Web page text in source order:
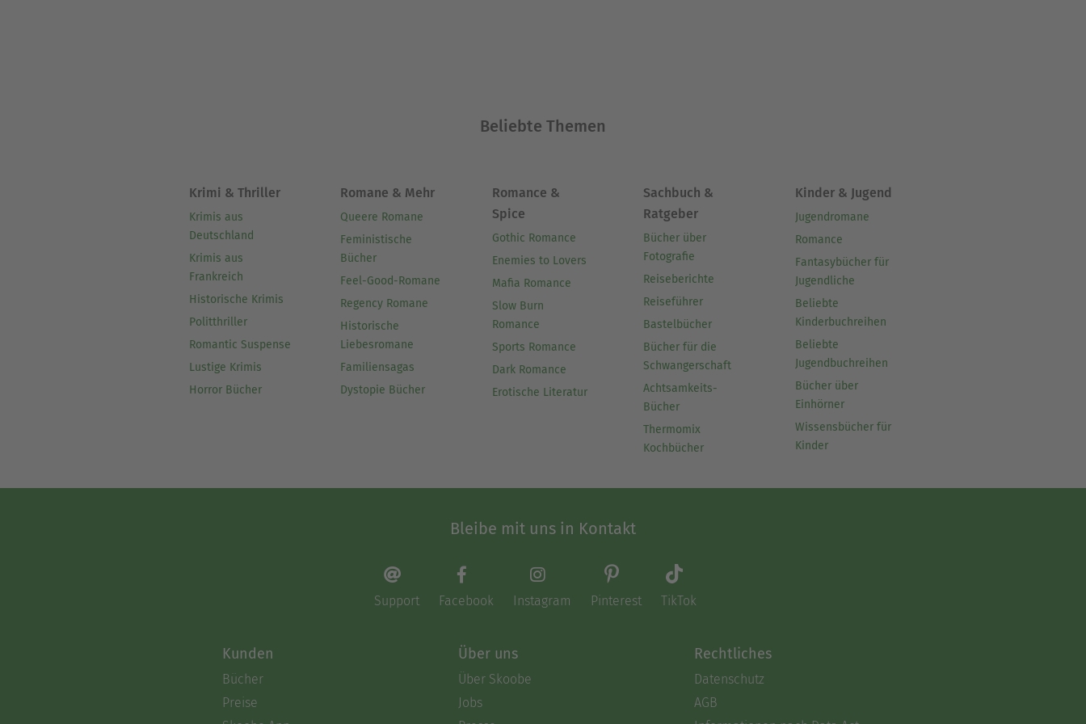
Beliebte Themen
Krimi & Thriller
Krimis aus
Deutschland
Krimis aus
Frankreich
Historische Krimis
Politthriller
Romantic Suspense
Lustige Krimis
Horror Bücher
Romane & Mehr
Queere Romane
Feministische
Bücher
Feel-Good-Romane
Regency Romane
Historische
Liebesromane
Familiensagas
Dystopie Bücher
Romance &
Spice
Gothic Romance
Enemies to Lovers
Mafia Romance
Slow Burn
Romance
Sports Romance
Dark Romance
Erotische Literatur
Sachbuch &
Ratgeber
Bücher über
Fotografie
Reiseberichte
Reiseführer
Bastelbücher
Bücher für die
Schwangerschaft
Achtsamkeits-
Bücher
Thermomix
Kochbücher
Kinder & Jugend
Jugendromane
Romance
Fantasybücher für
Jugendliche
Beliebte
Kinderbuchreihen
Beliebte
Jugendbuchreihen
Bücher über
Einhörner
Wissensbücher für
Kinder
Bleibe mit uns in Kontakt
Support Facebook Instagram Pinterest TikTok
Kunden
Bücher
Preise
Über uns
Über Skoobe
Jobs
Rechtliches
Datenschutz
AGB